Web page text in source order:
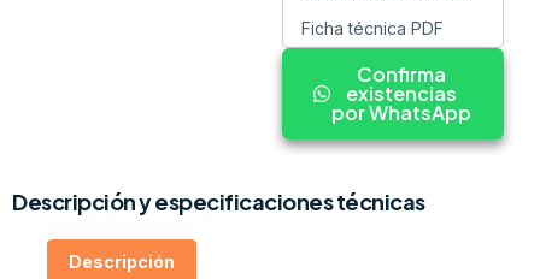
Ficha técnica PDF
Confirma
existencias
por WhatsApp
Descripción y especificaciones técnicas
Descripción